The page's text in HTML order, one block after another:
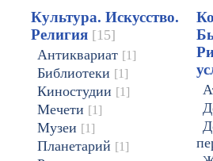
Культура. Искусство.
Религия [15]
Антиквариат [1]
Библиотеки [1]
Киностудии [1]
Мечети [1]
Музеи [1]
Планетарий [1]